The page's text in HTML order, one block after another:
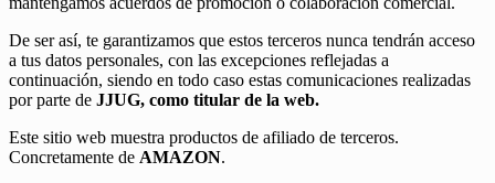
De ser así, te garantizamos que estos terceros nunca tendrán acceso
a tus datos personales, con las excepciones reflejadas a
continuación, siendo en todo caso estas comunicaciones realizadas
por parte de JJUG, como titular de la web.
Este sitio web muestra productos de afiliado de terceros.
Concretamente de AMAZON.